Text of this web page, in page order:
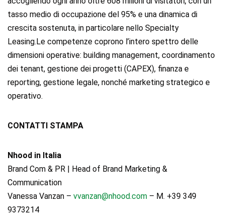
tasso medio di occupazione del 95% e una dinamica di
crescita sostenuta, in particolare nello Specialty
Leasing.Le competenze coprono l’intero spettro delle
dimensioni operative: building management, coordinamento
dei tenant, gestione dei progetti (CAPEX), finanza e
reporting, gestione legale, nonché marketing strategico e
operativo.
CONTATTI STAMPA
Nhood in Italia
Brand Com & PR | Head of Brand Marketing &
Communication
Vanessa Vanzan – vvanzan@nhood.com – M. +39 349
9373214